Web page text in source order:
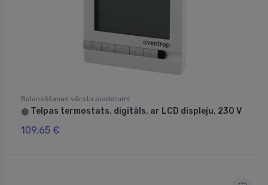
Balansēšanas vārstu piederumi
⬤ Telpas termostats, digitāls, ar LCD displeju, 230 V
109.65 €